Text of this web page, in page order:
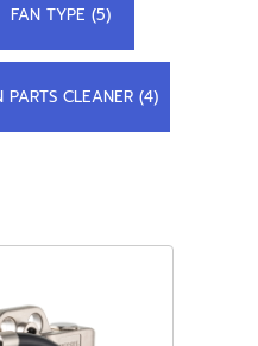
FAN TYPE (5)
PARTS CLEANER (4)